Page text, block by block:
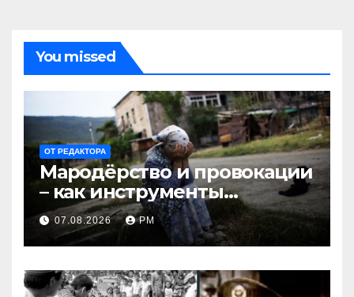
You missed
ОТ РЕДАКТОРА
Мародёрство и провокации
– как инструменты
современной политики
России
07.08.2026 РМ